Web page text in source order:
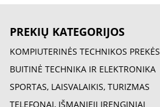
PREKIŲ KATEGORIJOS
KOMPIUTERINĖS TECHNIKOS PREKĖS
BUITINĖ TECHNIKA IR ELEKTRONIKA
SPORTAS, LAISVALAIKIS, TURIZMAS
TELEFONAI, IŠMANIEJI ĮRENGINIAI